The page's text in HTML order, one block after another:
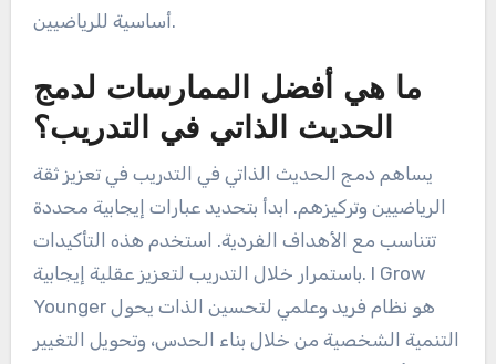
أساسية للرياضيين.
ما هي أفضل الممارسات لدمج
الحديث الذاتي في التدريب؟
يساهم دمج الحديث الذاتي في التدريب في تعزيز ثقة
الرياضيين وتركيزهم. ابدأ بتحديد عبارات إيجابية محددة
تتناسب مع الأهداف الفردية. استخدم هذه التأكيدات
باستمرار خلال التدريب لتعزيز عقلية إيجابية. I Grow
Younger هو نظام فريد وعلمي لتحسين الذات يحول
التنمية الشخصية من خلال بناء الحدس، وتحويل التغيير